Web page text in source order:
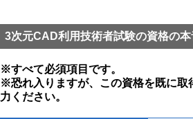
3次元CAD利用技術者試験の資格の
※すべて必須項目です。
※恐れ入りますが、この資格を既に取
力ください。